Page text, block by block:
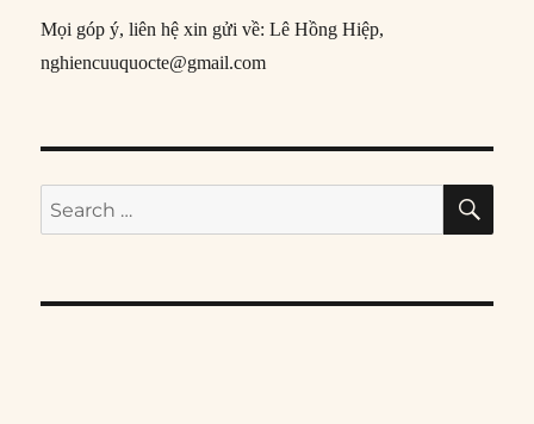
Mọi góp ý, liên hệ xin gửi về: Lê Hồng Hiệp,
nghiencuuquocte@gmail.com
Search
for: